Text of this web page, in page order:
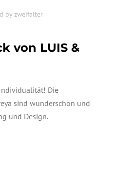
by zweifalter
von LUIS &
Die
sind wunderschön und
und Design.